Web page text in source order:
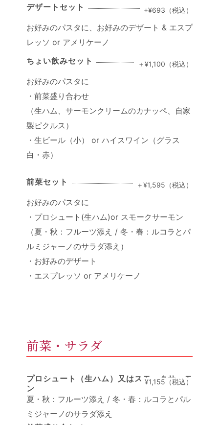
デザートセット
+¥693（税込）
お好みのパスタに、お好みのデザート & エスプ
レッソ or アメリケーノ
ちょい飲みセット
＋¥1,100（税込）
お好みのパスタに
・前菜盛り合わせ
（生ハム、サーモンクリームのカナッペ、自家
製ピクルス）
・生ビール（小） or ハイスワイン（グラス
白・赤）
前菜セット ＋¥1,595（税込）
お好みのパスタに
・プロシュート(生ハム)or スモークサーモン
（夏・秋：フルーツ添え / 冬・春：ルコラとパ
ルミジャーノのサラダ添え）
・お好みのデザート
・エスプレッソ or アメリケーノ
前菜・サラダ
プロシュート（生ハム）又はスモークサーモ
ン
¥1,155（税込）
夏・秋：フルーツ添え / 冬・春：ルコラとパル
ミジャーノのサラダ添え